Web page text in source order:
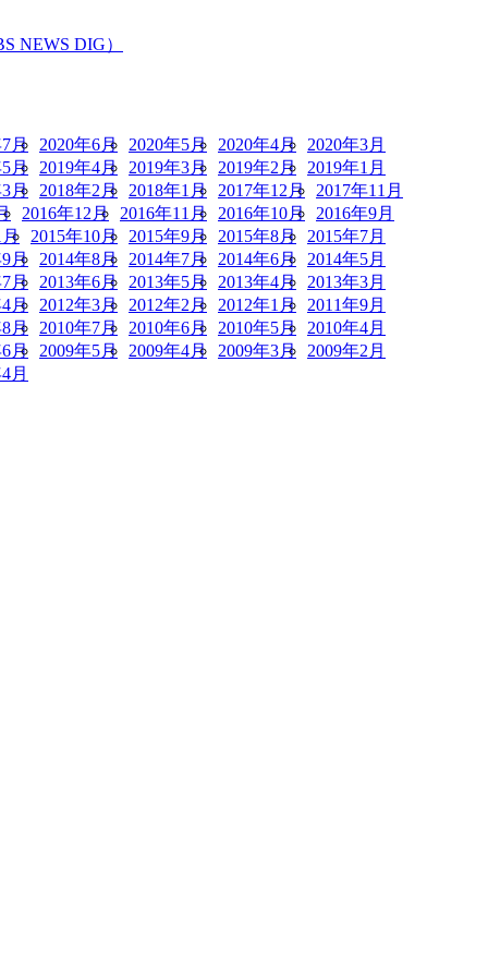
NEWS DIG）
月 2020年6月 2020年5月 2020年4月 2020年3月
月 2019年4月 2019年3月 2019年2月 2019年1月
月 2018年2月 2018年1月 2017年12月 2017年11月
2016年12月 2016年11月 2016年10月 2016年9月
月 2015年10月 2015年9月 2015年8月 2015年7月
月 2014年8月 2014年7月 2014年6月 2014年5月
月 2013年6月 2013年5月 2013年4月 2013年3月
月 2012年3月 2012年2月 2012年1月 2011年9月
月 2010年7月 2010年6月 2010年5月 2010年4月
月 2009年5月 2009年4月 2009年3月 2009年2月
月